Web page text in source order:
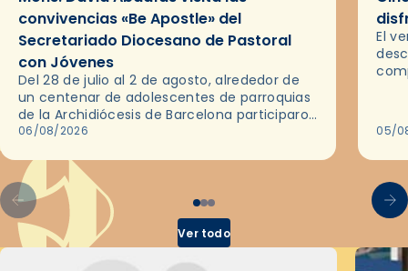
convivencias «Be Apostle» del
Secretariado Diocesano de Pastoral
con Jóvenes
Del 28 de julio al 2 de agosto, alrededor de
un centenar de adolescentes de parroquias
de la Archidiócesis de Barcelona participaron
en las convivencias Be Apostle, organizadas
06/08/2026
El
05/
Ver todo